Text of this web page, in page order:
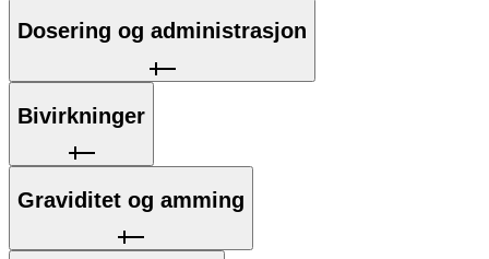
Dosering og administrasjon
Bivirkninger
Graviditet og amming